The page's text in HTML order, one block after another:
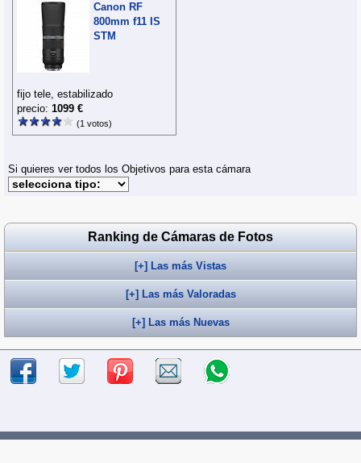
Canon RF
800mm f11 IS
STM
fijo tele, estabilizado
precio: 1099 €
(1 votos)
Si quieres ver todos los Objetivos para esta cámara
Ranking de Cámaras de Fotos
[+] Las más Vistas
[+] Las más Valoradas
[+] Las más Nuevas